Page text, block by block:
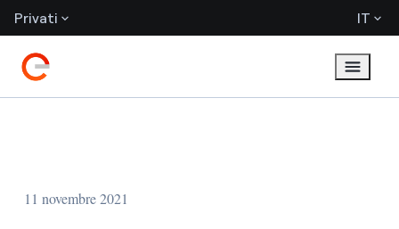
Privati IT
11 novembre 2021